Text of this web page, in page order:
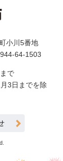
小川5番地
64-1503
で
3日までを除